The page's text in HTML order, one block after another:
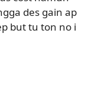
des gain ap
but tu ton no i